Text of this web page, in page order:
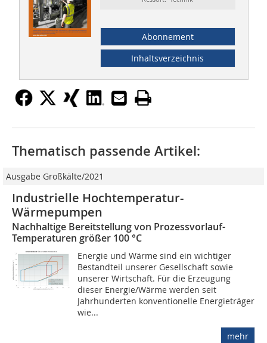
Abonnement
Inhaltsverzeichnis
Thematisch passende Artikel:
Ausgabe Großkälte/2021
Industrielle Hochtemperatur-
Wärmepumpen
Nachhaltige Bereitstellung von Prozessvorlauf-
Temperaturen größer 100 °C
Energie und Wärme sind ein wichtiger
Bestandteil unserer Gesellschaft sowie
unserer Wirtschaft. Für die Erzeugung
dieser Energie/Wärme werden seit
Jahrhunderten konventionelle Energieträger
wie...
mehr